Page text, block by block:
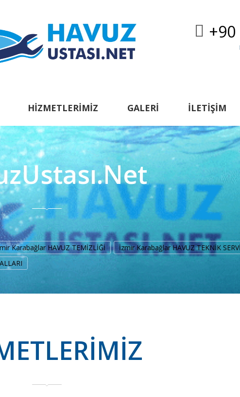
HIZMETLERIMIZ GALERI İLETIŞIM
Karabağlar HAVUZ TEMİZLİĞİ
İzmir Karabağlar HAVUZ TEKNİK